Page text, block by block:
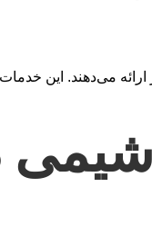
می‌دهند. این خدمات